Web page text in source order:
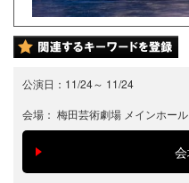
公演日： 11/24～ 11/24
会場： 梅田芸術劇場 メインホール